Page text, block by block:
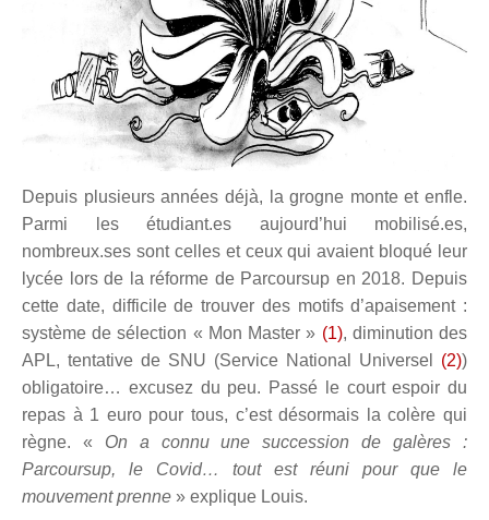
Depuis plusieurs années déjà, la grogne monte et enfle.
Parmi les étudiant.es aujourd’hui mobilisé.es,
nombreux.ses sont celles et ceux qui avaient bloqué leur
lycée lors de la réforme de Parcoursup en 2018. Depuis
cette date, difficile de trouver des motifs d’apaisement :
système de sélection « Mon Master » (1), diminution des
APL, tentative de SNU (Service National Universel (2))
obligatoire… excusez du peu. Passé le court espoir du
repas à 1 euro pour tous, c’est désormais la colère qui
règne. « On a connu une succession de galères :
Parcoursup, le Covid… tout est réuni pour que le
mouvement prenne » explique Louis.